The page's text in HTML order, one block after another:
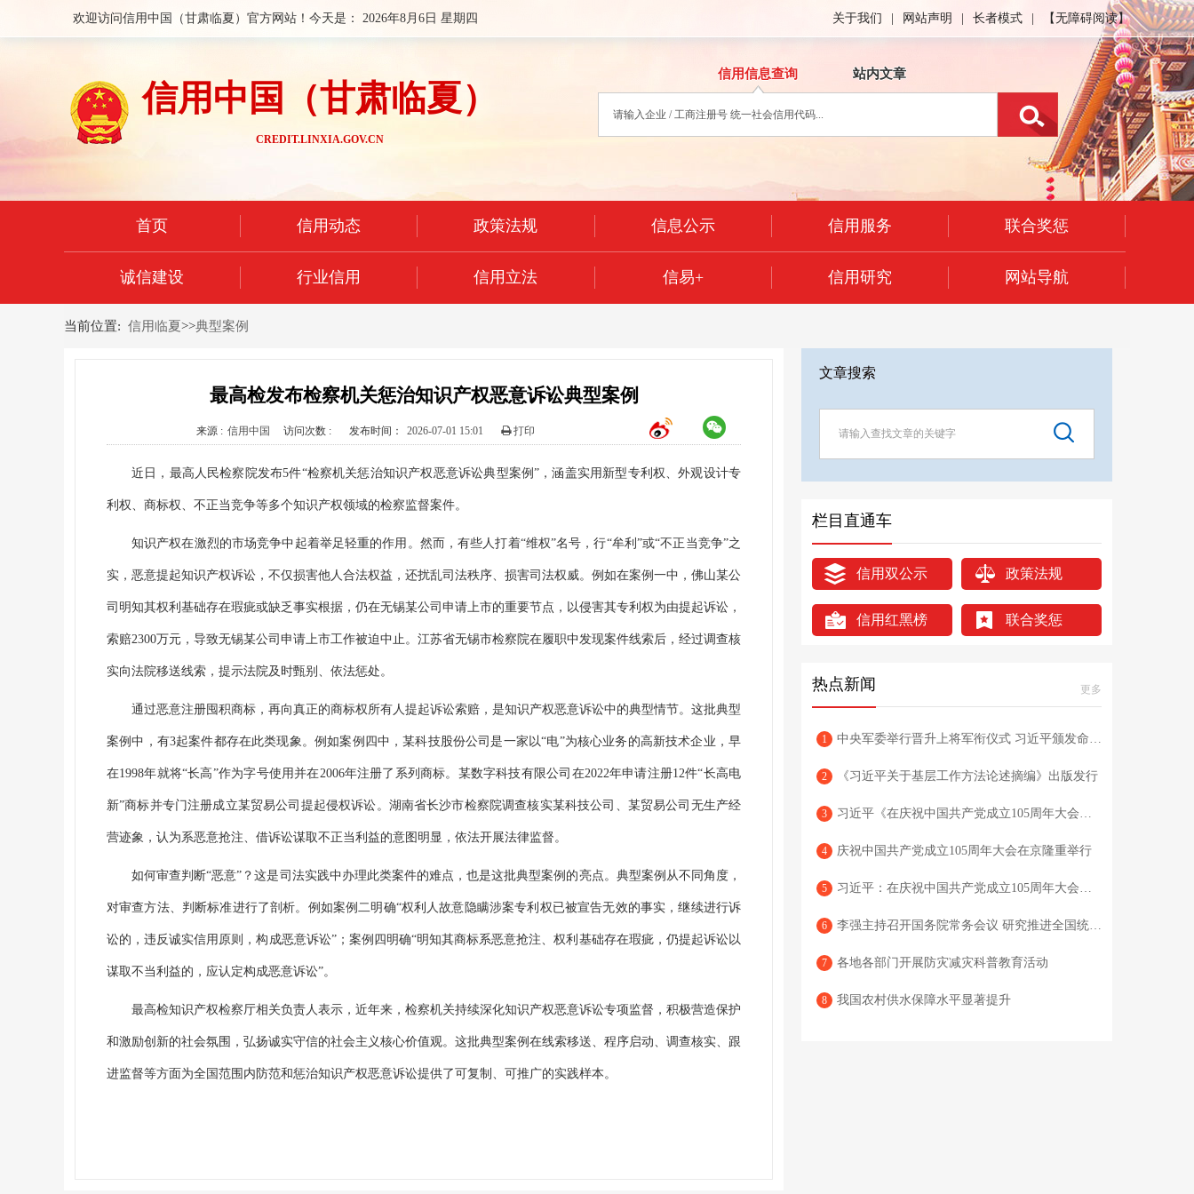
欢迎访问信用中国（甘肃临夏）官方网站！今天是： 2026年8月6日 星期四 关于我们 网站声明 长者模式 【无障碍阅读】
信用中国（甘肃临夏）
CREDIT.LINXIA.GOV.CN
信用信息查询 站内文章
首页 信用动态 政策法规 信息公示 信用服务 联合奖惩
诚信建设 行业信用 信用立法 信易+ 信用研究 网站导航
当前位置: 信用临夏>>典型案例
最高检发布检察机关惩治知识产权恶意诉讼典型案例
来源 : 信用中国 访问次数 : 发布时间： 2026-07-01 15:01 打印
近日，最高人民检察院发布5件“检察机关惩治知识产权恶意诉讼典型案例”，涵盖实用新型专利权、外观设计专
利权、商标权、不正当竞争等多个知识产权领域的检察监督案件。
知识产权在激烈的市场竞争中起着举足轻重的作用。然而，有些人打着“维权”名号，行“牟利”或“不正当竞争”之
实，恶意提起知识产权诉讼，不仅损害他人合法权益，还扰乱司法秩序、损害司法权威。例如在案例一中，佛山某公
司明知其权利基础存在瑕疵或缺乏事实根据，仍在无锡某公司申请上市的重要节点，以侵害其专利权为由提起诉讼，
索赔2300万元，导致无锡某公司申请上市工作被迫中止。江苏省无锡市检察院在履职中发现案件线索后，经过调查核
实向法院移送线索，提示法院及时甄别、依法惩处。
通过恶意注册囤积商标，再向真正的商标权所有人提起诉讼索赔，是知识产权恶意诉讼中的典型情节。这批典型
案例中，有3起案件都存在此类现象。例如案例四中，某科技股份公司是一家以“电”为核心业务的高新技术企业，早
在1998年就将“长高”作为字号使用并在2006年注册了系列商标。某数字科技有限公司在2022年申请注册12件“长高电
新”商标并专门注册成立某贸易公司提起侵权诉讼。湖南省长沙市检察院调查核实某科技公司、某贸易公司无生产经
营迹象，认为系恶意抢注、借诉讼谋取不正当利益的意图明显，依法开展法律监督。
如何审查判断“恶意”？这是司法实践中办理此类案件的难点，也是这批典型案例的亮点。典型案例从不同角度，
对审查方法、判断标准进行了剖析。例如案例二明确“权利人故意隐瞒涉案专利权已被宣告无效的事实，继续进行诉
讼的，违反诚实信用原则，构成恶意诉讼”；案例四明确“明知其商标系恶意抢注、权利基础存在瑕疵，仍提起诉讼以
谋取不当利益的，应认定构成恶意诉讼”。
最高检知识产权检察厅相关负责人表示，近年来，检察机关持续深化知识产权恶意诉讼专项监督，积极营造保护
和激励创新的社会氛围，弘扬诚实守信的社会主义核心价值观。这批典型案例在线索移送、程序启动、调查核实、跟
进监督等方面为全国范围内防范和惩治知识产权恶意诉讼提供了可复制、可推广的实践样本。
文章搜索
栏目直通车
信用双公示 政策法规
信用红黑榜 联合奖惩
更多
热点新闻
1 中央军委举行晋升上将军衔仪式 习近平颁发命令状并向晋衔的军官表示祝贺
2 《习近平关于基层工作方法论述摘编》出版发行
3 习近平《在庆祝中国共产党成立105周年大会上的讲话》单行本出版
4 庆祝中国共产党成立105周年大会在京隆重举行
5 习近平：在庆祝中国共产党成立105周年大会上的讲话
6 李强主持召开国务院常务会议 研究推进全国统一大市场建设有关工作 审议通过《现代化应急体系建设“十五五”规划》 讨论《中华人民共和国中国人民银行法（修订草案）》
7 各地各部门开展防灾减灾科普教育活动
8 我国农村供水保障水平显著提升